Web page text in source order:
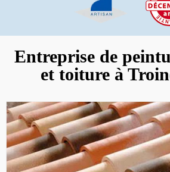
Entreprise de
et toiture à